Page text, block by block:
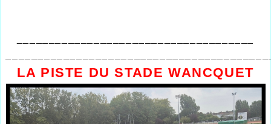
LA PISTE DU STADE WANCQUET